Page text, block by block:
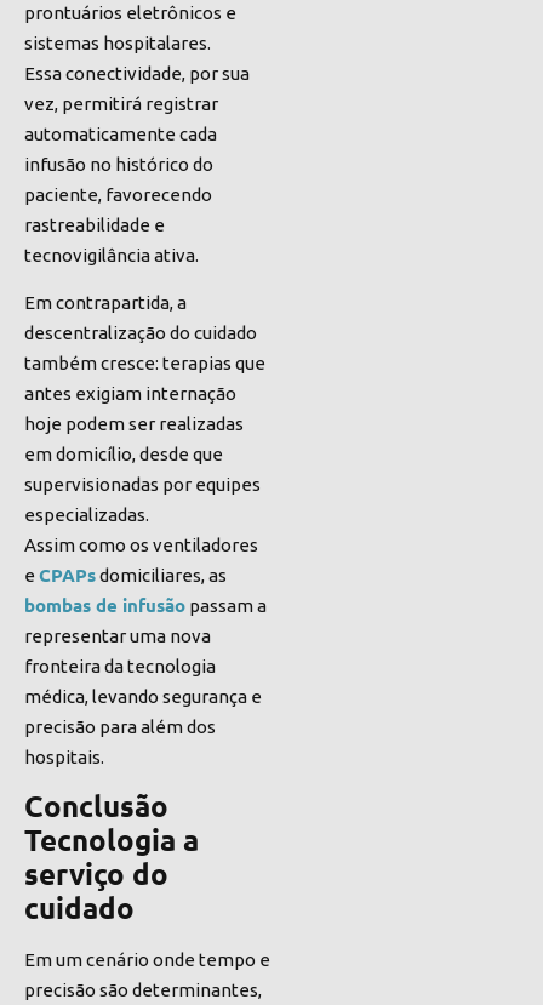
prontuários eletrônicos e
sistemas hospitalares.
Essa conectividade, por sua
vez, permitirá registrar
automaticamente cada
infusão no histórico do
paciente, favorecendo
rastreabilidade e
tecnovigilância ativa.
Em contrapartida, a
descentralização do cuidado
também cresce: terapias que
antes exigiam internação
hoje podem ser realizadas
em domicílio, desde que
supervisionadas por equipes
especializadas.
Assim como os ventiladores
e CPAPsdomiciliares, as
bombas de infusão passam a
representar uma nova
fronteira da tecnologia
médica, levando segurança e
precisão para além dos
hospitais.
Conclusão
Tecnologia a
serviço do
cuidado
Em um cenário onde tempo e
precisão são determinantes,